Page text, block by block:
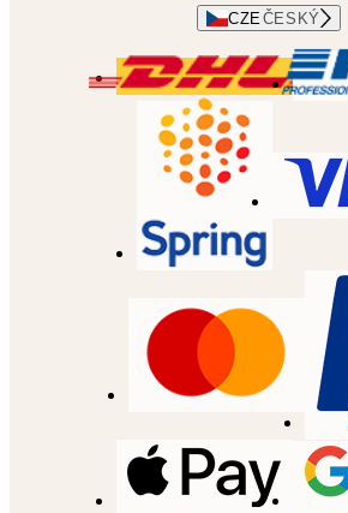
CZE ČESKÝ